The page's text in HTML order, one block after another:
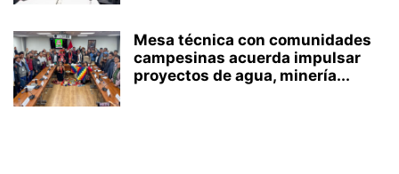
Mesa técnica con comunidades
campesinas acuerda impulsar
proyectos de agua, minería...